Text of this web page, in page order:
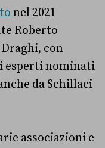
nel 2021
Roberto
con
esperti nominati
da Schillaci
associazioni e